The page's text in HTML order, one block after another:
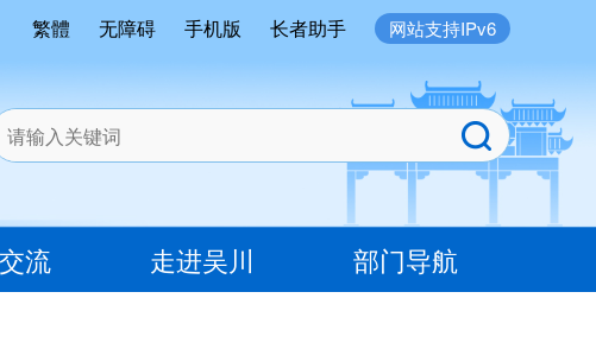
繁體 无障碍 手机版 长者助手 网站支持IPv6
流 走进吴川 部门导航